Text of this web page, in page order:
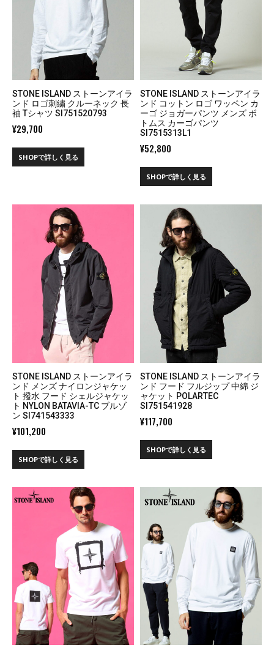
STONE ISLAND ストーンアイラ
ンド ロゴ刺繍 クルーネック 長
袖 Tシャツ SI751520793
¥29,700
SHOPで詳しく見る
STONE ISLAND ストーンアイラ
ンド コットン ロゴ ワッペン カ
ーゴ ジョガーパンツ メンズ ボ
トムス カーゴパンツ
SI7515313L1
¥52,800
SHOPで詳しく見る
STONE ISLAND ストーンアイラ
ンド メンズ ナイロンジャケッ
ト 撥水 フード シェルジャケッ
ト NYLON BATAVIA-TC ブルゾ
ン SI741543333
¥101,200
SHOPで詳しく見る
STONE ISLAND ストーンアイラ
ンド フード フルジップ 中綿 ジ
ャケット POLARTEC
SI751541928
¥117,700
SHOPで詳しく見る